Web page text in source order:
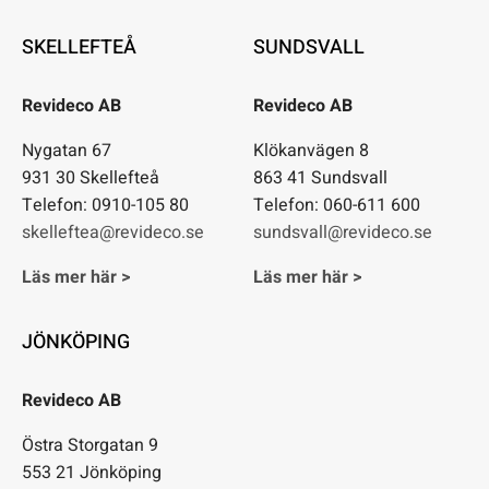
SKELLEFTEÅ
Revideco AB
Nygatan 67
931 30 Skellefteå
Telefon: 0910-105 80
skelleftea@revideco.se
Läs mer här >
SUNDSVALL
Revideco AB
Klökanvägen 8
863 41 Sundsvall
Telefon: 060-611 600
sundsvall@revideco.se
Läs mer här >
JÖNKÖPING
Revideco AB
Östra Storgatan 9
553 21 Jönköping